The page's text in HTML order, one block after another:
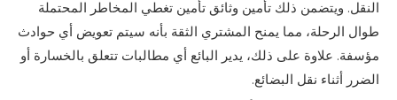
النقل. ويتضمن ذلك تأمين وثائق تأمين تغطي المخاطر المحتملة
طوال الرحلة، مما يمنح المشتري الثقة بأنه سيتم تعويض أي حوادث
مؤسفة. علاوة على ذلك، يدير البائع أي مطالبات تتعلق بالخسارة أو
الضرر أثناء نقل البضائع.